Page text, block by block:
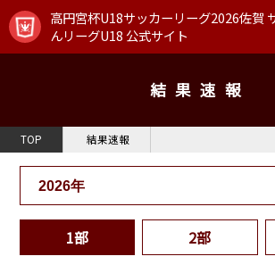
高円宮杯U18サッカーリーグ2026佐賀
んリーグU18 公式サイト
結果速報
TOP 結果速報
1部 2部